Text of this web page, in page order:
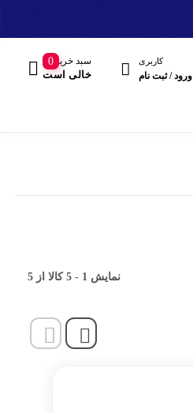
کاربری
ورود / ثبت نام
سبد خرید
خالی است
0
نمایش 1
-
5 کالا از 5